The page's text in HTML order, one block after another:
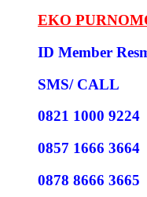
EKO
ID Member
SMS/ CALL
0821 1000 9224
0857 1666 3664
0878 8666 3665